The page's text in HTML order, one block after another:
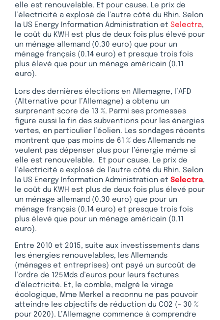
elle est renouvelable. Et pour cause. Le prix de
l’électricité a explosé de l’autre côté du Rhin. Selon
la US Energy Information Administration et Selectra,
le coût du KWH est plus de deux fois plus élevé pour
un ménage allemand (0.30 euro) que pour un
ménage français (0.14 euro) et presque trois fois
plus élevé que pour un ménage américain (0.11
euro).
Lors des dernières élections en Allemagne, l’AFD
(Alternative pour l’Allemagne) a obtenu un
surprenant score de 13 %. Parmi ses promesses
figure aussi la fin des subventions pour les énergies
vertes, en particulier l’éolien. Les sondages récents
montrent que pas moins de 61 % des Allemands ne
veulent pas dépenser plus pour l’énergie même si
elle est renouvelable. Et pour cause. Le prix de
l’électricité a explosé de l’autre côté du Rhin. Selon
la US Energy Information Administration et Selectra,
le coût du KWH est plus de deux fois plus élevé pour
un ménage allemand (0.30 euro) que pour un
ménage français (0.14 euro) et presque trois fois
plus élevé que pour un ménage américain (0.11
euro).
Entre 2010 et 2015, suite aux investissements dans
les énergies renouvelables, les Allemands
(ménages et entreprises) ont payé un surcoût de
l’ordre de 125Mds d’euros pour leurs factures
d’électricité. Et, le comble, malgré le virage
écologique, Mme Merkel a reconnu ne pas pouvoir
atteindre les objectifs de réduction du CO2 (- 30 %
pour 2020). L’Allemagne commence à comprendre